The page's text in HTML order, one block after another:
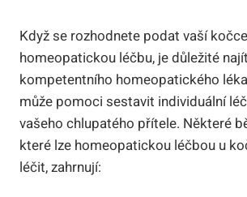
Když se​ rozhodnete podat⁣ vaší kočce
homeopatickou léčbu, je ​důležité najít⁢
kompetentního homeopatického
může ⁣pomoci​ sestavit individuální
vašeho chlupatého​ přítele. Některé
které lze homeopatickou léčbou u
léčit,‌ zahrnují: